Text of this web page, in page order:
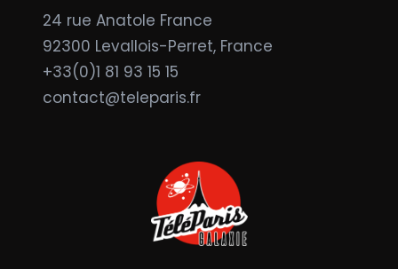
24 rue Anatole France
92300 Levallois-Perret, France
+33(0)1 81 93 15 15
contact@teleparis.fr